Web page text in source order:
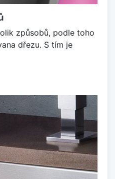
způsobů, podle toho
dřezu. S tím je